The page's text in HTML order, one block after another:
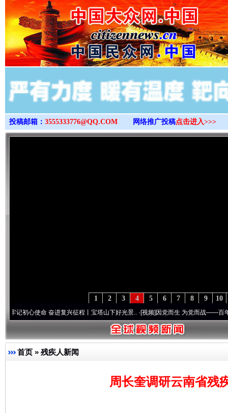
>
投稿邮箱： 3555333776@QQ.COM 网络推广投稿点击进入>>>
10
9
8
7
6
5
4
3
2
1
使命 奋进复兴征程丨宝塔山下好光景..·[视频]因党而生 为党而战——百年“纪”事⑧
首页 » 残疾人新闻
周长奎调研云南省残